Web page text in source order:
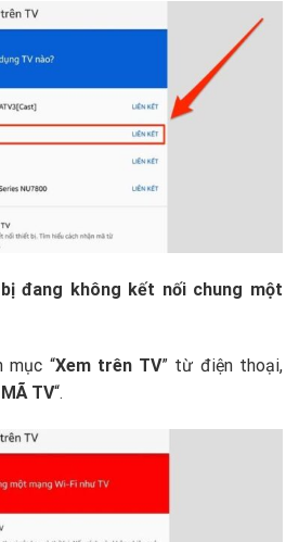
đang không kết nối chung một
mục “Xem trên TV” từ điện thoại,
TV“.